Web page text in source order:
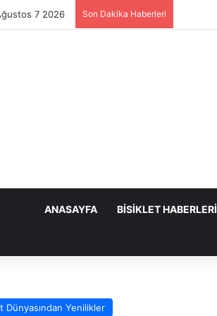
7 2026 Son Dakika Haberleri
ANASAYFA BISIKLET HABERLERI
Dünyasından Yenilikler